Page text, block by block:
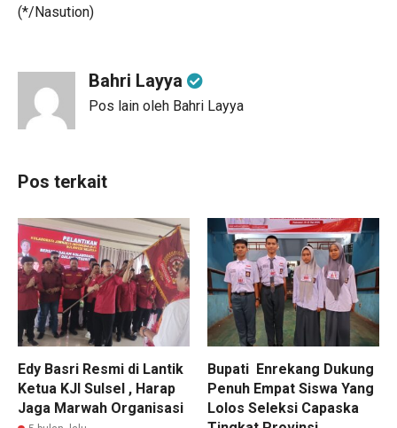
(*/Nasution)
Bahri Layya
Pos lain oleh Bahri Layya
Pos terkait
Edy Basri Resmi di Lantik
Ketua KJI Sulsel , Harap
Jaga Marwah Organisasi
Bupati Enrekang Dukung
Penuh Empat Siswa Yang
Lolos Seleksi Capaska